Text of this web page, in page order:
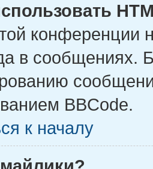
конференции
в сообщениях.
BBCode.
к началу